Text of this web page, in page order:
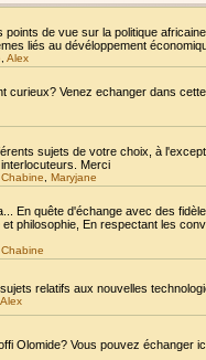
de vue sur la politique
liés au dévéloppement
Alex
curieux? Venez echanger dans
sujets de votre choix, à
Merci
Chabine Maryjane
En quête d'échange avec des
philosophie, En respectant les
Chabine
relatifs aux nouvelles
Alex
Olomide? Vous pouvez échanger